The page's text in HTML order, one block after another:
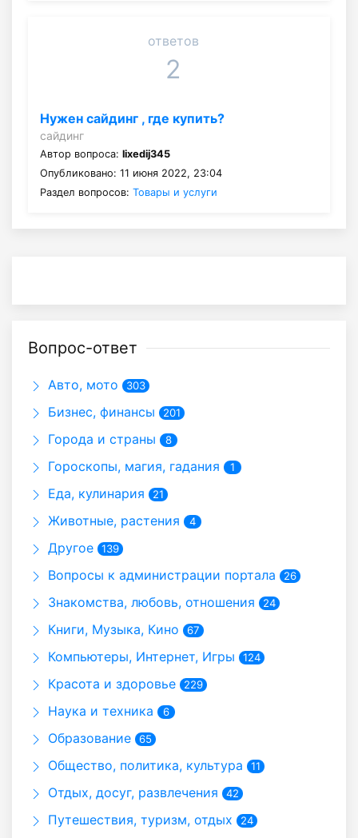
ответов
2
Нужен сайдинг , где купить?
сайдинг
Автор вопроса: lixedij345
Опубликовано: 11 июня 2022, 23:04
Раздел вопросов: Товары и услуги
Вопрос-ответ
Авто, мото 303
Бизнес, финансы 201
Города и страны 8
Гороскопы, магия, гадания 1
Еда, кулинария 21
Животные, растения 4
Другое 139
Вопросы к администрации портала 26
Знакомства, любовь, отношения 24
Книги, Музыка, Кино 67
Компьютеры, Интернет, Игры 124
Красота и здоровье 229
Наука и техника 6
Образование 65
Общество, политика, культура 11
Отдых, досуг, развлечения 42
Путешествия, туризм, отдых 24